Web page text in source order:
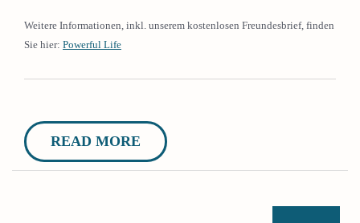
Weitere Informationen, inkl. unserem kostenlosen Freundesbrief, finden
Sie hier: Powerful Life
READ MORE